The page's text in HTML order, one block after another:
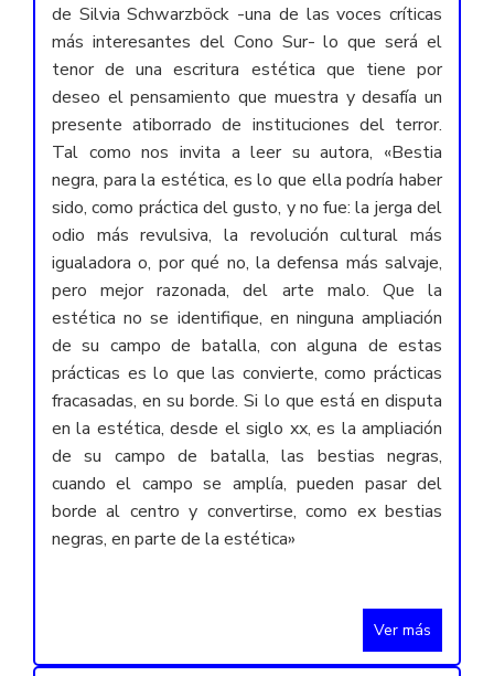
de Silvia Schwarzböck -una de las voces críticas
más interesantes del Cono Sur- lo que será el
tenor de una escritura estética que tiene por
deseo el pensamiento que muestra y desafía un
presente atiborrado de instituciones del terror.
Tal como nos invita a leer su autora, «Bestia
negra, para la estética, es lo que ella podría haber
sido, como práctica del gusto, y no fue: la jerga del
odio más revulsiva, la revolución cultural más
igualadora o, por qué no, la defensa más salvaje,
pero mejor razonada, del arte malo. Que la
estética no se identifique, en ninguna ampliación
de su campo de batalla, con alguna de estas
prácticas es lo que las convierte, como prácticas
fracasadas, en su borde. Si lo que está en disputa
en la estética, desde el siglo xx, es la ampliación
de su campo de batalla, las bestias negras,
cuando el campo se amplía, pueden pasar del
borde al centro y convertirse, como ex bestias
negras, en parte de la estética»
Ver más